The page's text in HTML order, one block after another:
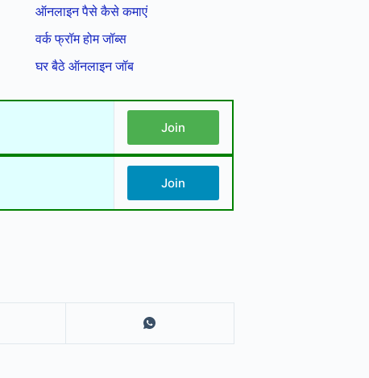
ऑनलाइन पैसे कैसे कमाएं
वर्क फ्रॉम होम जॉब्स
घर बैठे ऑनलाइन जॉब
Join
Join